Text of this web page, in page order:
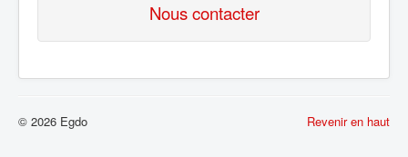
Nous contacter
Revenir en haut
© 2026 Egdo